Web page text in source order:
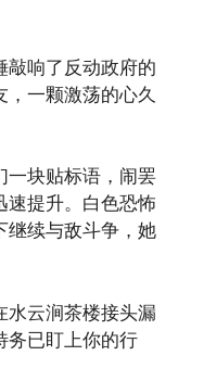
敲响了反动政府的
一颗激荡的心久
一块贴标语，闹罢
速提升。白色恐怖
继续与敌斗争，她
水云涧茶楼接头漏
务已盯上你的行